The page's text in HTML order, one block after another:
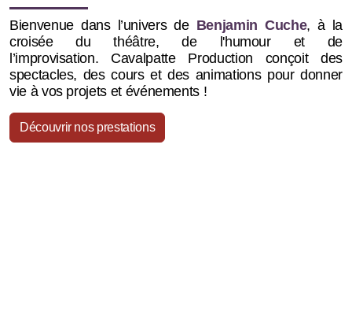
Bienvenue dans l’univers de Benjamin Cuche, à la
croisée du théâtre, de l'humour et de
l’improvisation. Cavalpatte Production conçoit des
spectacles, des cours et des animations pour donner
vie à vos projets et événements !
Découvrir nos prestations